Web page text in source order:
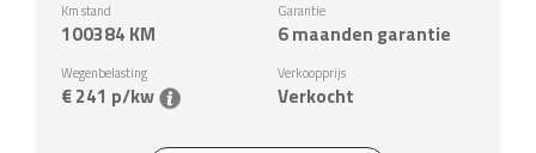
Km stand
100384 KM
Garantie
6 maanden garantie
Wegenbelasting
€ 241 p/kw
Verkoopprijs
Verkocht